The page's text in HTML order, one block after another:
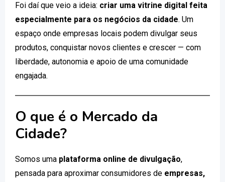
Foi daí que veio a ideia: criar uma vitrine digital feita
especialmente para os negócios da cidade. Um
espaço onde empresas locais podem divulgar seus
produtos, conquistar novos clientes e crescer — com
liberdade, autonomia e apoio de uma comunidade
engajada.
O que é o Mercado da
Cidade?
Somos uma plataforma online de divulgação,
pensada para aproximar consumidores de empresas,